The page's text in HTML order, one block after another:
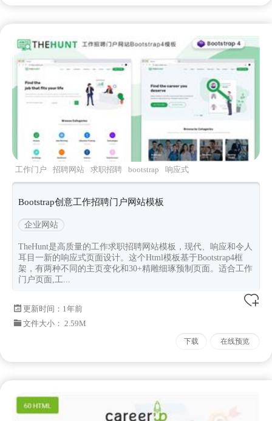
工作门户 招聘网站 求职招聘 bootstrap 响应式
Bootstrap创意工作招聘门户网站模板
企业网站
TheHunt是高质量的工作求职招聘网站模板，现代、响应和令人
耳目一新的响应式页面设计。这个Html模板基于Bootstrap4框
架，有两种不同的主页变化和30+精雕细琢预制页面。适合工作
门户页面,工...
更新时间： 1年前
文件大小： 2.59M
下载 在线预览